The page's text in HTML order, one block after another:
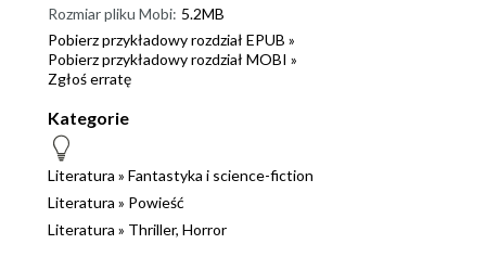
Rozmiar pliku Mobi: 5.2MB
Pobierz przykładowy rozdział EPUB »
Pobierz przykładowy rozdział MOBI »
Zgłoś erratę
Kategorie
Literatura » Fantastyka i science-fiction
Literatura » Powieść
Literatura » Thriller, Horror